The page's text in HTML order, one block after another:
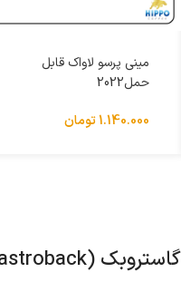
مینی پرسو لاواک قابل
حمل2022
1.140.000تومان
گاستروبک (Gastroback)